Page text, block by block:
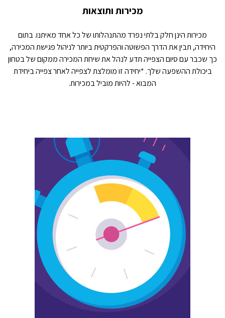
מכירות ותוצאות
מכירות הינן חלק בלתי נפרד מהתנהלותו של כל אחד מאיתנו. בתום
היחידה, תבין את הדרך הפשוטה והפרקטית ביותר לניהול פגישת המכירה,
כך שכבר עם סיום הצפייה תדע לנהל את שיחת המכירה ממקום של בטחון
ביכולת ההשפעה שלך. *יחידה זו מומלצת לצפייה לאחר צפייה ביחידת
המבוא - להיות מוביל במכירות.